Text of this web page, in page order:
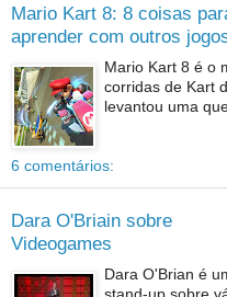
Mario Kart 8: 8 coisas
aprender com outros
Mario Kart 8 é o
corridas de Kart
levantou uma
6 comentários:
Dara O'Briain sobre
Videogames
Dara O'Brian é